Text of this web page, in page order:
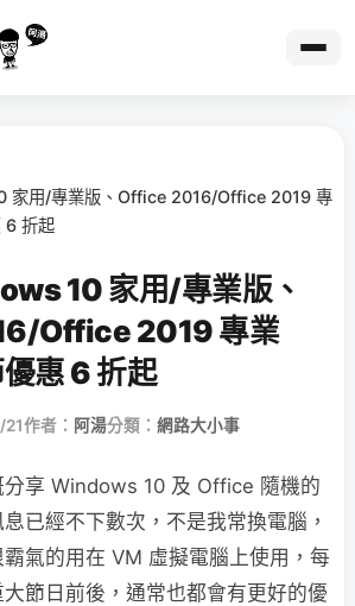
家用/專業版、Office 2016/Office 2019 專
6 折起
10 家用/專業版、
Office 2019 專業
惠 6 折起
作者： 阿湯分類： 網路大小事
分享 Windows 10 及 Office 隨機的
已經不下數次，不是我常換電腦，
氣的用在 VM 虛擬電腦上使用，每
節日前後，通常也都會有更好的優